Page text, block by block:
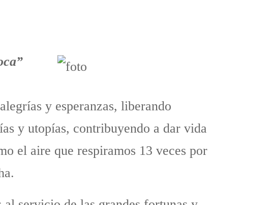
y esperanzas, liberando
y utopías, contribuyendo a dar vida
el aire que respiramos 13 veces por